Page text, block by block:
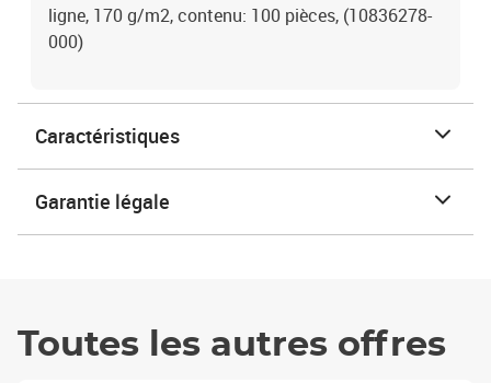
ligne, 170 g/m2, contenu: 100 pièces, (10836278-
000)
Caractéristiques
Garantie légale
Toutes les autres offres